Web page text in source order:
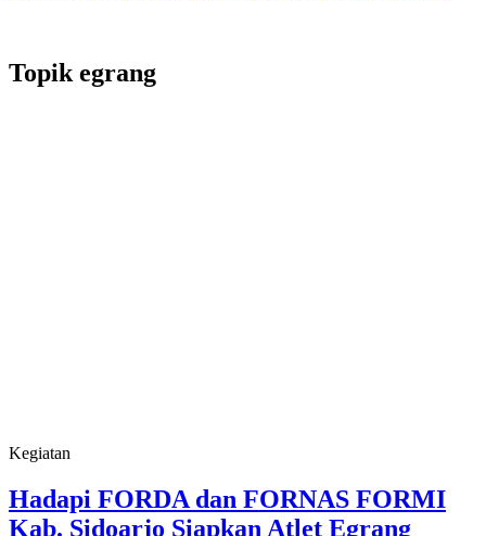
Topik egrang
Kegiatan
Hadapi FORDA dan FORNAS FORMI
Kab. Sidoarjo Siapkan Atlet Egrang